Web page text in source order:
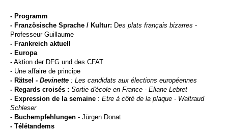
- Programm
- Französische Sprache / Kultur: Des plats français bizarres -
Professeur Guillaume
- Frankreich aktuell
- Europa
- Aktion der DFG und des CFAT
- Une affaire de principe
- Rätsel - Devinette : Les candidats aux élections européennes
- Regards croisés : Sortie d'école en France - Eliane Lebret
- Expression de la semaine : Etre à côté de la plaque - Waltraud
Schleser
- Buchempfehlungen - Jürgen Donat
- Télétandems